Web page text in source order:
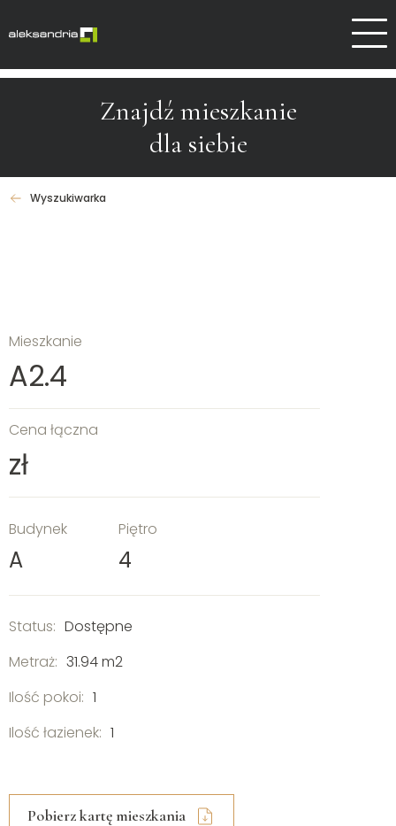
Znajdź mieszkanie
dla siebie
Wyszukiwarka
Mieszkanie
A2.4
Cena łączna
zł
Budynek
A
Piętro
4
Status: Dostępne
Metraż: 31.94 m2
Ilość pokoi: 1
Ilość łazienek: 1
Pobierz kartę mieszkania